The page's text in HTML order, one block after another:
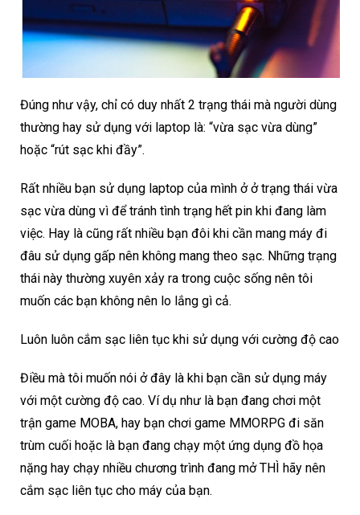
Đúng như vậy, chỉ có duy nhất 2 trạng thái mà người dùng
thường hay sử dụng với laptop là: “vừa sạc vừa dùng”
hoặc “rút sạc khi đầy”.
Rất nhiều bạn sử dụng laptop của mình ở ở trạng thái vừa
sạc vừa dùng vì để tránh tình trạng hết pin khi đang làm
việc. Hay là cũng rất nhiều bạn đôi khi cần mang máy đi
đâu sử dụng gấp nên không mang theo sạc. Những trạng
thái này thường xuyên xảy ra trong cuộc sống nên tôi
muốn các bạn không nên lo lắng gì cả.
Luôn luôn cắm sạc liên tục khi sử dụng với cường độ cao
Điều mà tôi muốn nói ở đây là khi bạn cần sử dụng máy
với một cường độ cao. Ví dụ như là bạn đang chơi một
trận game MOBA, hay bạn chơi game MMORPG đi săn
trùm cuối hoặc là bạn đang chạy một ứng dụng đồ họa
nặng hay chạy nhiều chương trình đang mở THÌ hãy nên
cắm sạc liên tục cho máy của bạn.